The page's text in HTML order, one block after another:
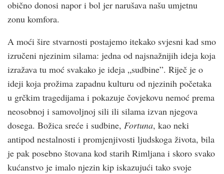
obično donosi napor i bol jer narušava našu umjetnu
zonu komfora.
A moći šire stvarnosti postajemo itekako svjesni kad smo
izručeni njezinim silama: jedna od najsnažnijih ideja koja
izražava tu moć svakako je ideja „sudbine”. Riječ je o
ideji koja prožima zapadnu kulturu od njezinih početaka
u grčkim tragedijama i pokazuje čovjekovu nemoć prema
neosobnoj i samovoljnoj sili ili silama izvan njegova
dosega. Božica sreće i sudbine, Fortuna, kao neki
antipod nestalnosti i promjenjivosti ljudskoga života, bila
je pak posebno štovana kod starih Rimljana i skoro svako
kućanstvo je imalo njezin kip iskazujući tako svoje